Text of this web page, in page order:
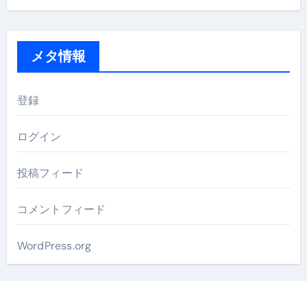
メタ情報
登録
ログイン
投稿フィード
コメントフィード
WordPress.org